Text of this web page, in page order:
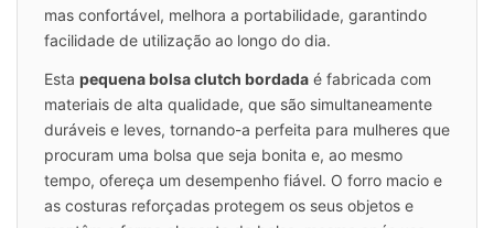
mas confortável, melhora a portabilidade, garantindo
facilidade de utilização ao longo do dia.
Esta pequena bolsa clutch bordada é fabricada com
materiais de alta qualidade, que são simultaneamente
duráveis e leves, tornando-a perfeita para mulheres que
procuram uma bolsa que seja bonita e, ao mesmo
tempo, ofereça um desempenho fiável. O forro macio e
as costuras reforçadas protegem os seus objetos e